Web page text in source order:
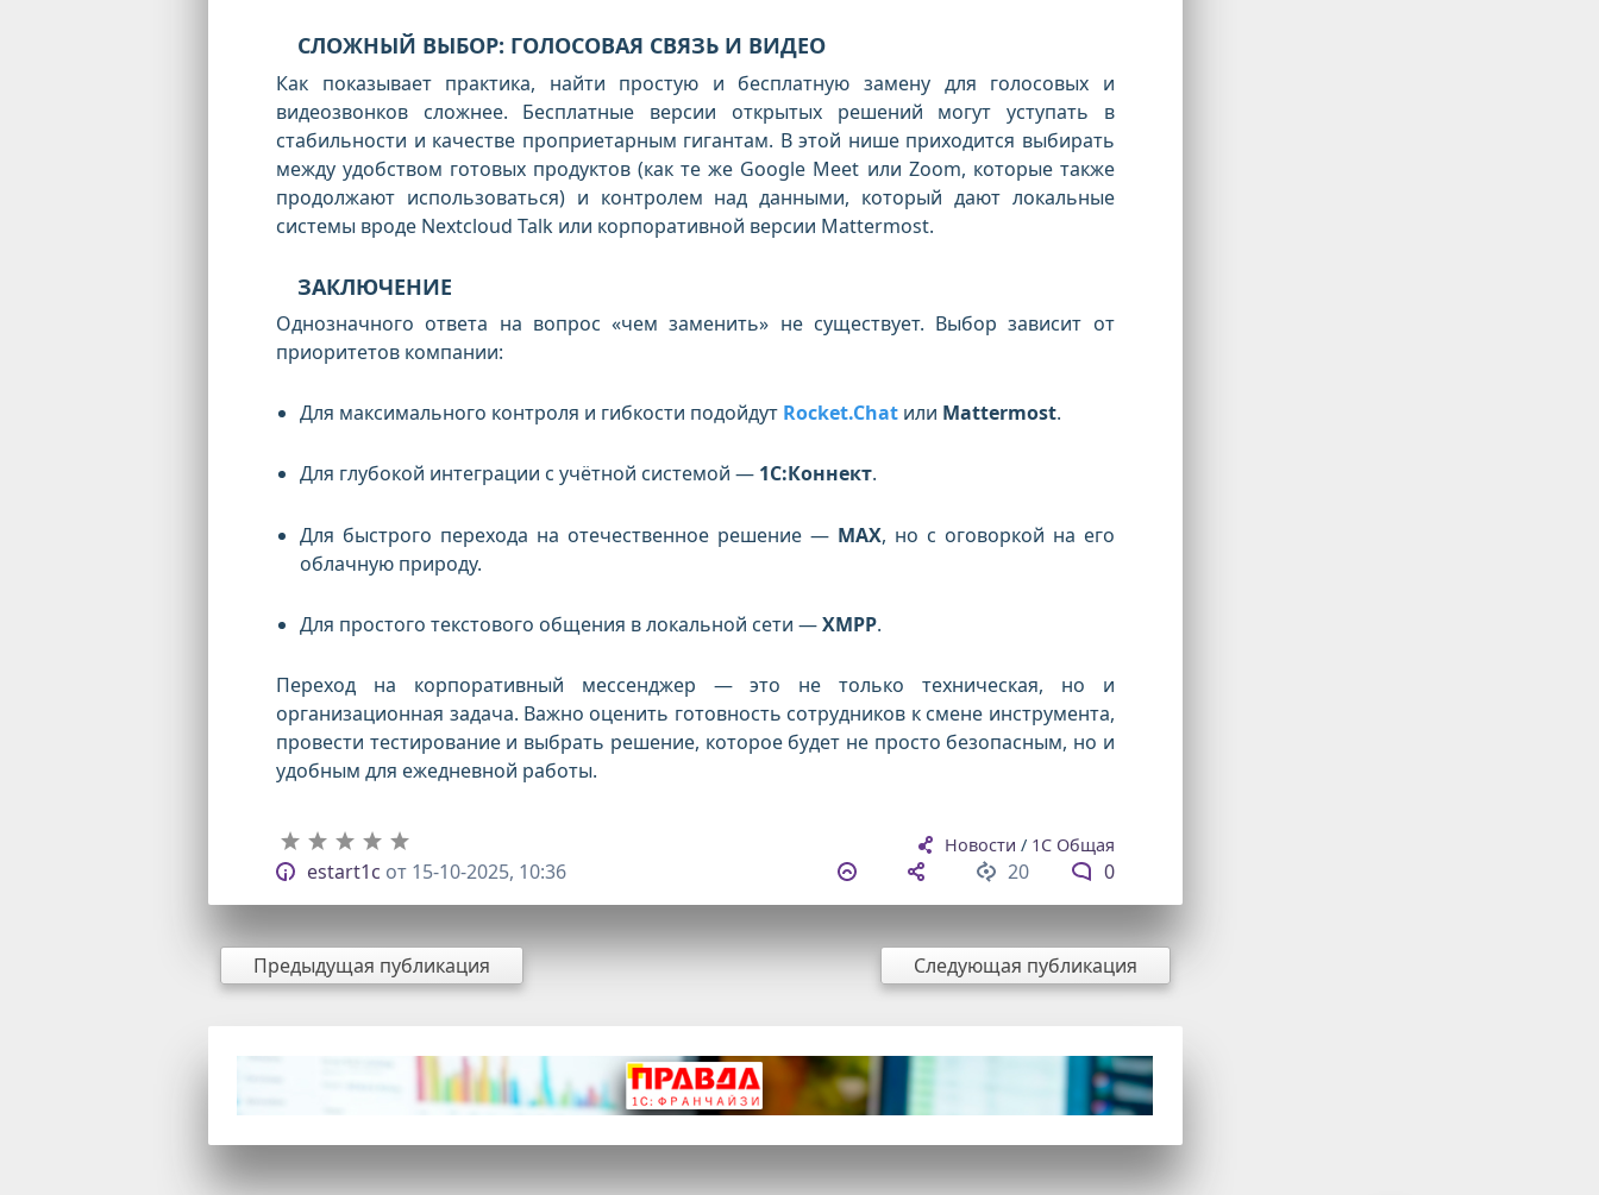
СЛОЖНЫЙ ВЫБОР: ГОЛОСОВАЯ СВЯЗЬ И ВИДЕО
Как показывает практика, найти простую и бесплатную замену для голосовых и
видеозвонков сложнее. Бесплатные версии открытых решений могут уступать в
стабильности и качестве проприетарным гигантам. В этой нише приходится выбирать
между удобством готовых продуктов (как те же Google Meet или Zoom, которые также
продолжают использоваться) и контролем над данными, который дают локальные
системы вроде Nextcloud Talk или корпоративной версии Mattermost.
ЗАКЛЮЧЕНИЕ
Однозначного ответа на вопрос «чем заменить» не существует. Выбор зависит от
приоритетов компании:
Для максимального контроля и гибкости подойдут Rocket.Chat или Mattermost.
Для глубокой интеграции с учётной системой — 1С:Коннект.
Для быстрого перехода на отечественное решение — MAX, но с оговоркой на его
облачную природу.
Для простого текстового общения в локальной сети —XMPP.
Переход на корпоративный мессенджер — это не только техническая, но и
организационная задача. Важно оценить готовность сотрудников к смене инструмента,
провести тестирование и выбрать решение, которое будет не просто безопасным, но и
удобным для ежедневной работы.
Новости / 1С Общая
20 0
estart1c от 15-10-2025, 10:36
Предыдущая публикация Следующая публикация